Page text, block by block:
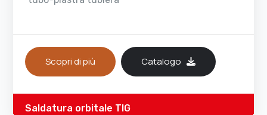
Scopri di più Catalogo
Saldatura orbitale TIG